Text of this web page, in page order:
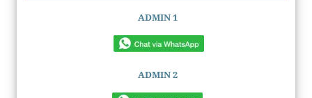
ADMIN 1
ADMIN 2